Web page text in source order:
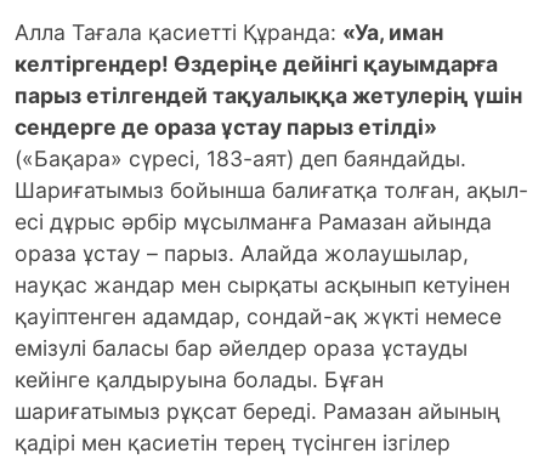
Алла Тағала қасиетті Құранда: «Уа, иман
келтіргендер! Өздеріңе дейінгі қауымдарға
парыз етілгендей тақуалыққа жетулерің үшін
сендерге де ораза ұстау парыз етілді»
(«Бақара» сүресі, 183-аят) деп баяндайды.
Шариғатымыз бойынша балиғатқа толған, ақыл-
есі дұрыс әрбір мұсылманға Рамазан айында
ораза ұстау – парыз. Алайда жолаушылар,
науқас жандар мен сырқаты асқынып кетуінен
қауіптенген адамдар, сондай-ақ жүкті немесе
емізулі баласы бар әйелдер ораза ұстауды
кейінге қалдыруына болады. Бұған
шариғатымыз рұқсат береді. Рамазан айының
қадірі мен қасиетін терең түсінген ізгілер